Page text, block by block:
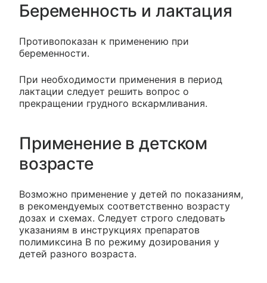
Беременность и лактация
Противопоказан к применению при
беременности.
При необходимости применения в период
лактации следует решить вопрос о
прекращении грудного вскармливания.
Применение в детском
возрасте
Возможно применение у детей по показаниям,
в рекомендуемых соответственно возрасту
дозах и схемах. Следует строго следовать
указаниям в инструкциях препаратов
полимиксина В по режиму дозирования у
детей разного возраста.